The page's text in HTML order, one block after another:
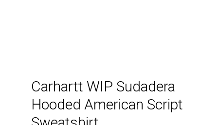
Carhartt WIP Sudadera
Hooded American Script